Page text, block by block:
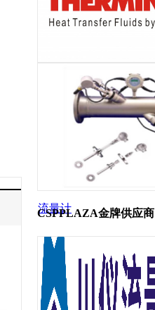
流量计
CSPPLAZA金牌供应商